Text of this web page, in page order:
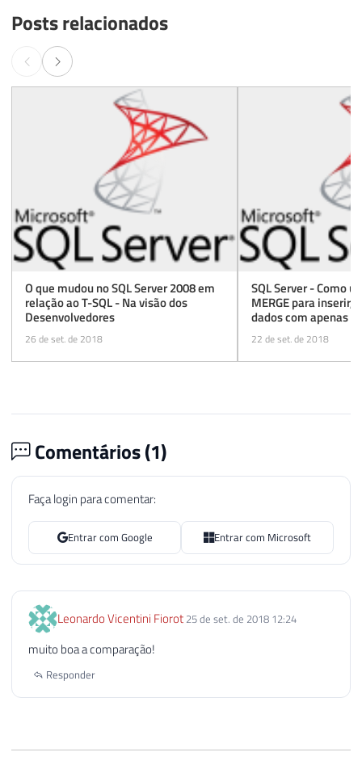
Posts relacionados
O que mudou no SQL Server 2008 em
relação ao T-SQL - Na visão dos
Desenvolvedores
26 de set. de 2018
SQL Server - Como
MERGE para inserir,
dados com apenas 1
22 de set. de 2018
Comentários (1)
Faça login para comentar:
Entrar com Google Entrar com Microsoft
Leonardo Vicentini Fiorot 25 de set. de 2018 12:24
muito boa a comparação!
Responder